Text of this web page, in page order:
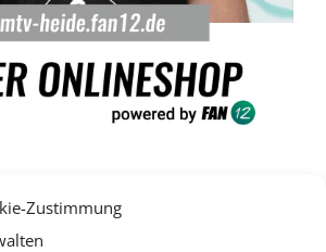
Zustimmung
Heide einen Fan-Shop als